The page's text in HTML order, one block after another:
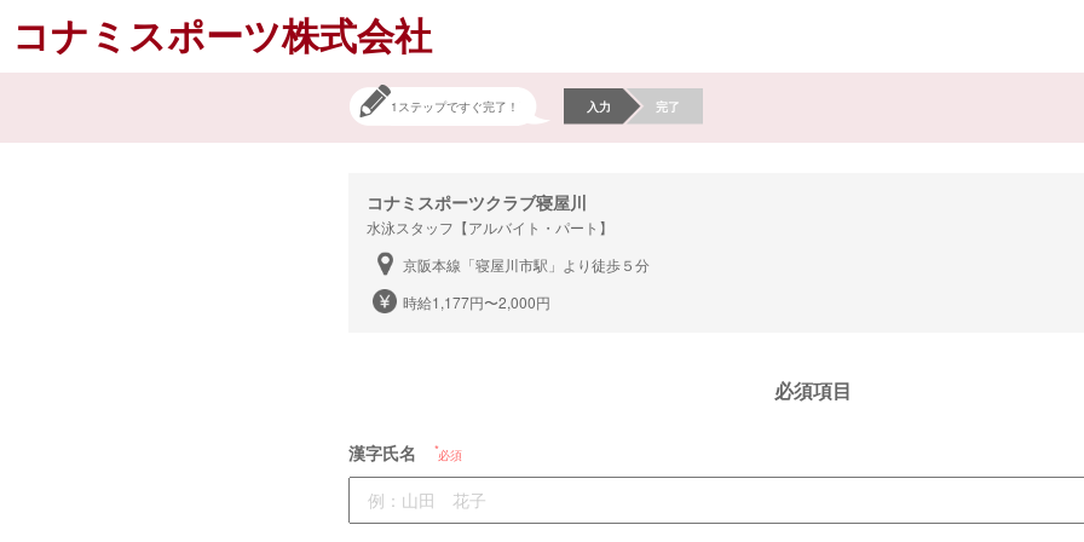
コナミスポーツ株式会社
1ステップですぐ完了！ 入力 完了
コナミスポーツクラブ寝屋川
水泳スタッフ【アルバイト・パート】
京阪本線「寝屋川市駅」より徒歩５分
時給1,177円〜2,000円
必須項目
漢字氏名 必須